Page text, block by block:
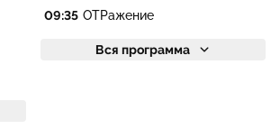
09:35 ОТРажение
Вся программа